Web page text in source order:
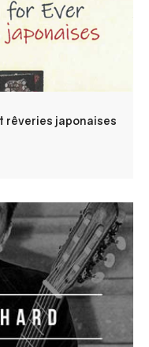
rêveries japonaises
Achard. Adaptation
: 55 minutes.